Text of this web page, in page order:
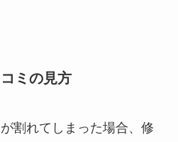
ミの見方
割れてしまった場合、修